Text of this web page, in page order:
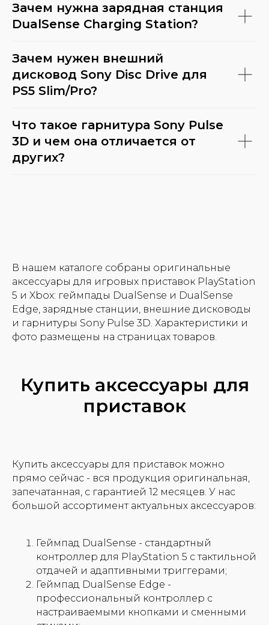
Зачем нужна зарядная станция
DualSense Charging Station?
Зачем нужен внешний
дисковод Sony Disc Drive для
PS5 Slim/Pro?
Что такое гарнитура Sony Pulse
3D и чем она отличается от
других?
В нашем каталоге собраны оригинальные
аксессуары для игровых приставок PlayStation
5 и Xbox: геймпады DualSense и DualSense
Edge, зарядные станции, внешние дисководы
и гарнитуры Sony Pulse 3D. Характеристики и
фото размещены на страницах товаров.
Купить аксессуары для
приставок
Купить аксессуары для приставок можно
прямо сейчас - вся продукция оригинальная,
запечатанная, с гарантией 12 месяцев. У нас
большой ассортимент актуальных аксессуаров:
Геймпад DualSense - стандартный
контроллер для PlayStation 5 с тактильной
отдачей и адаптивными триггерами;
Геймпад DualSense Edge -
профессиональный контроллер с
настраиваемыми кнопками и сменными